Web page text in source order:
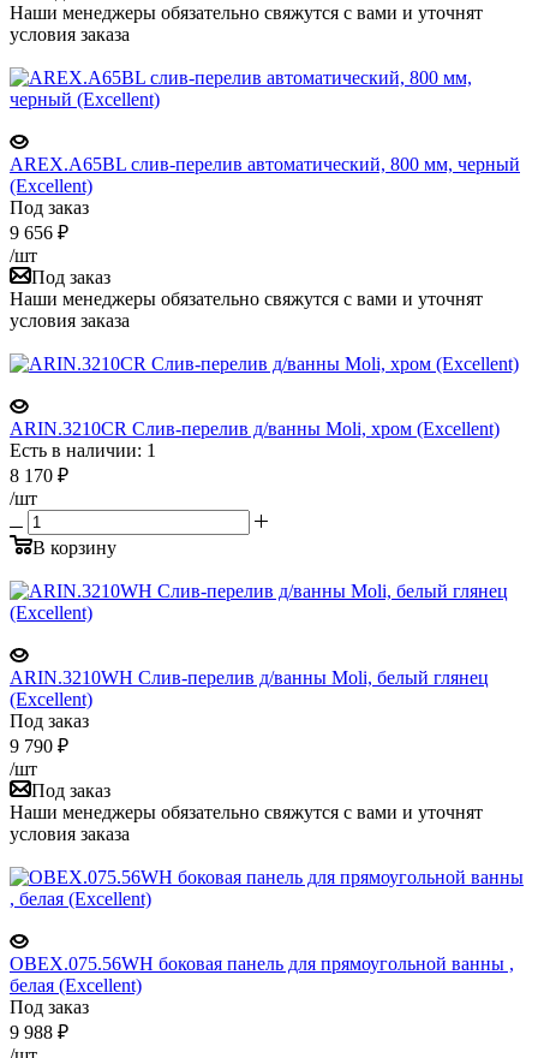
Наши менеджеры обязательно свяжутся с вами и уточнят
условия заказа
AREX.A65BL слив-перелив автоматический, 800 мм, черный
(Excellent)
Под заказ
9 656 ₽
/шт
Под заказ
Наши менеджеры обязательно свяжутся с вами и уточнят
условия заказа
ARIN.3210CR Cлив-перелив д/ванны Moli, хром (Excellent)
Есть в наличии: 1
8 170 ₽
/шт
В корзину
ARIN.3210WH Cлив-перелив д/ванны Moli, белый глянец
(Excellent)
Под заказ
9 790 ₽
/шт
Под заказ
Наши менеджеры обязательно свяжутся с вами и уточнят
условия заказа
OBEX.075.56WH боковая панель для прямоугольной ванны ,
белая (Excellent)
Под заказ
9 988 ₽